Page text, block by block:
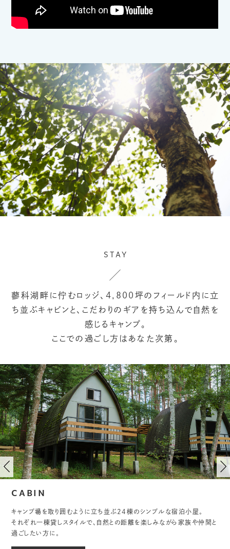
STAY
蓼科湖畔に佇むロッジ、4,800坪のフィールド内に立
ち並ぶキャビンと、 こだわりのギアを持ち込んで自然を
感じるキャンプ。
ここでの過ごし方はあなた次第。
CABIN
キャンプ場を取り囲むように立ち並ぶ24棟のシンプルな宿泊小屋。
それぞれ一棟貸しスタイルで、自然との距離を楽しみながら家族や仲間と
過ごしたい方に。